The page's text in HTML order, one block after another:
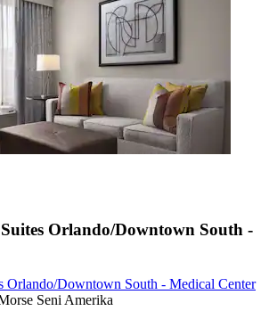
Orlando/Downtown South -
Orlando/Downtown South - Medical Center
Seni Amerika